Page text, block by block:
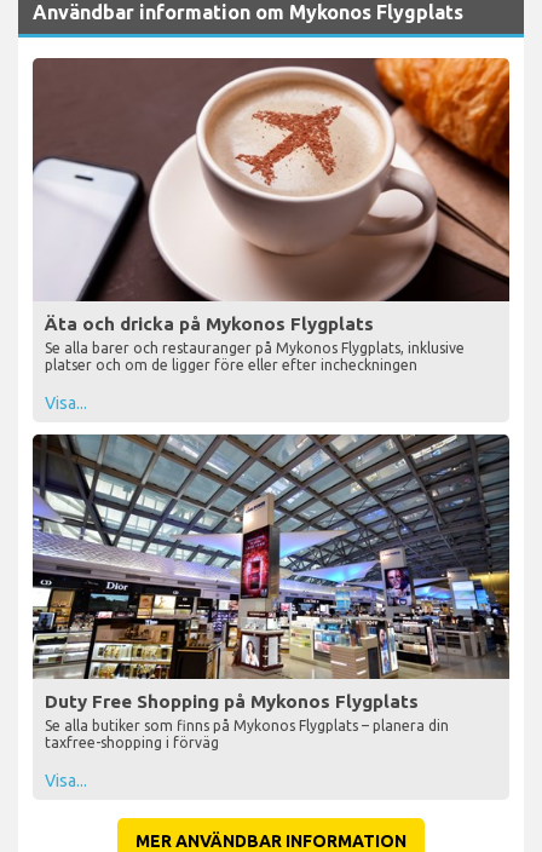
Användbar information om Mykonos Flygplats
Äta och dricka på Mykonos Flygplats
Se alla barer och restauranger på Mykonos Flygplats, inklusive
platser och om de ligger före eller efter incheckningen
Visa...
Duty Free Shopping på Mykonos Flygplats
Se alla butiker som finns på Mykonos Flygplats – planera din
taxfree-shopping i förväg
Visa...
MER ANVÄNDBAR INFORMATION